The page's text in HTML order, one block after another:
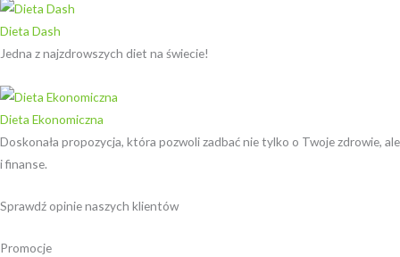
Dieta Dash
Jedna z najzdrowszych diet na świecie!
Dieta Ekonomiczna
Doskonała propozycja, która pozwoli zadbać nie tylko o Twoje zdrowie, ale
i finanse.
Sprawdź opinie naszych klientów ​
Promocje